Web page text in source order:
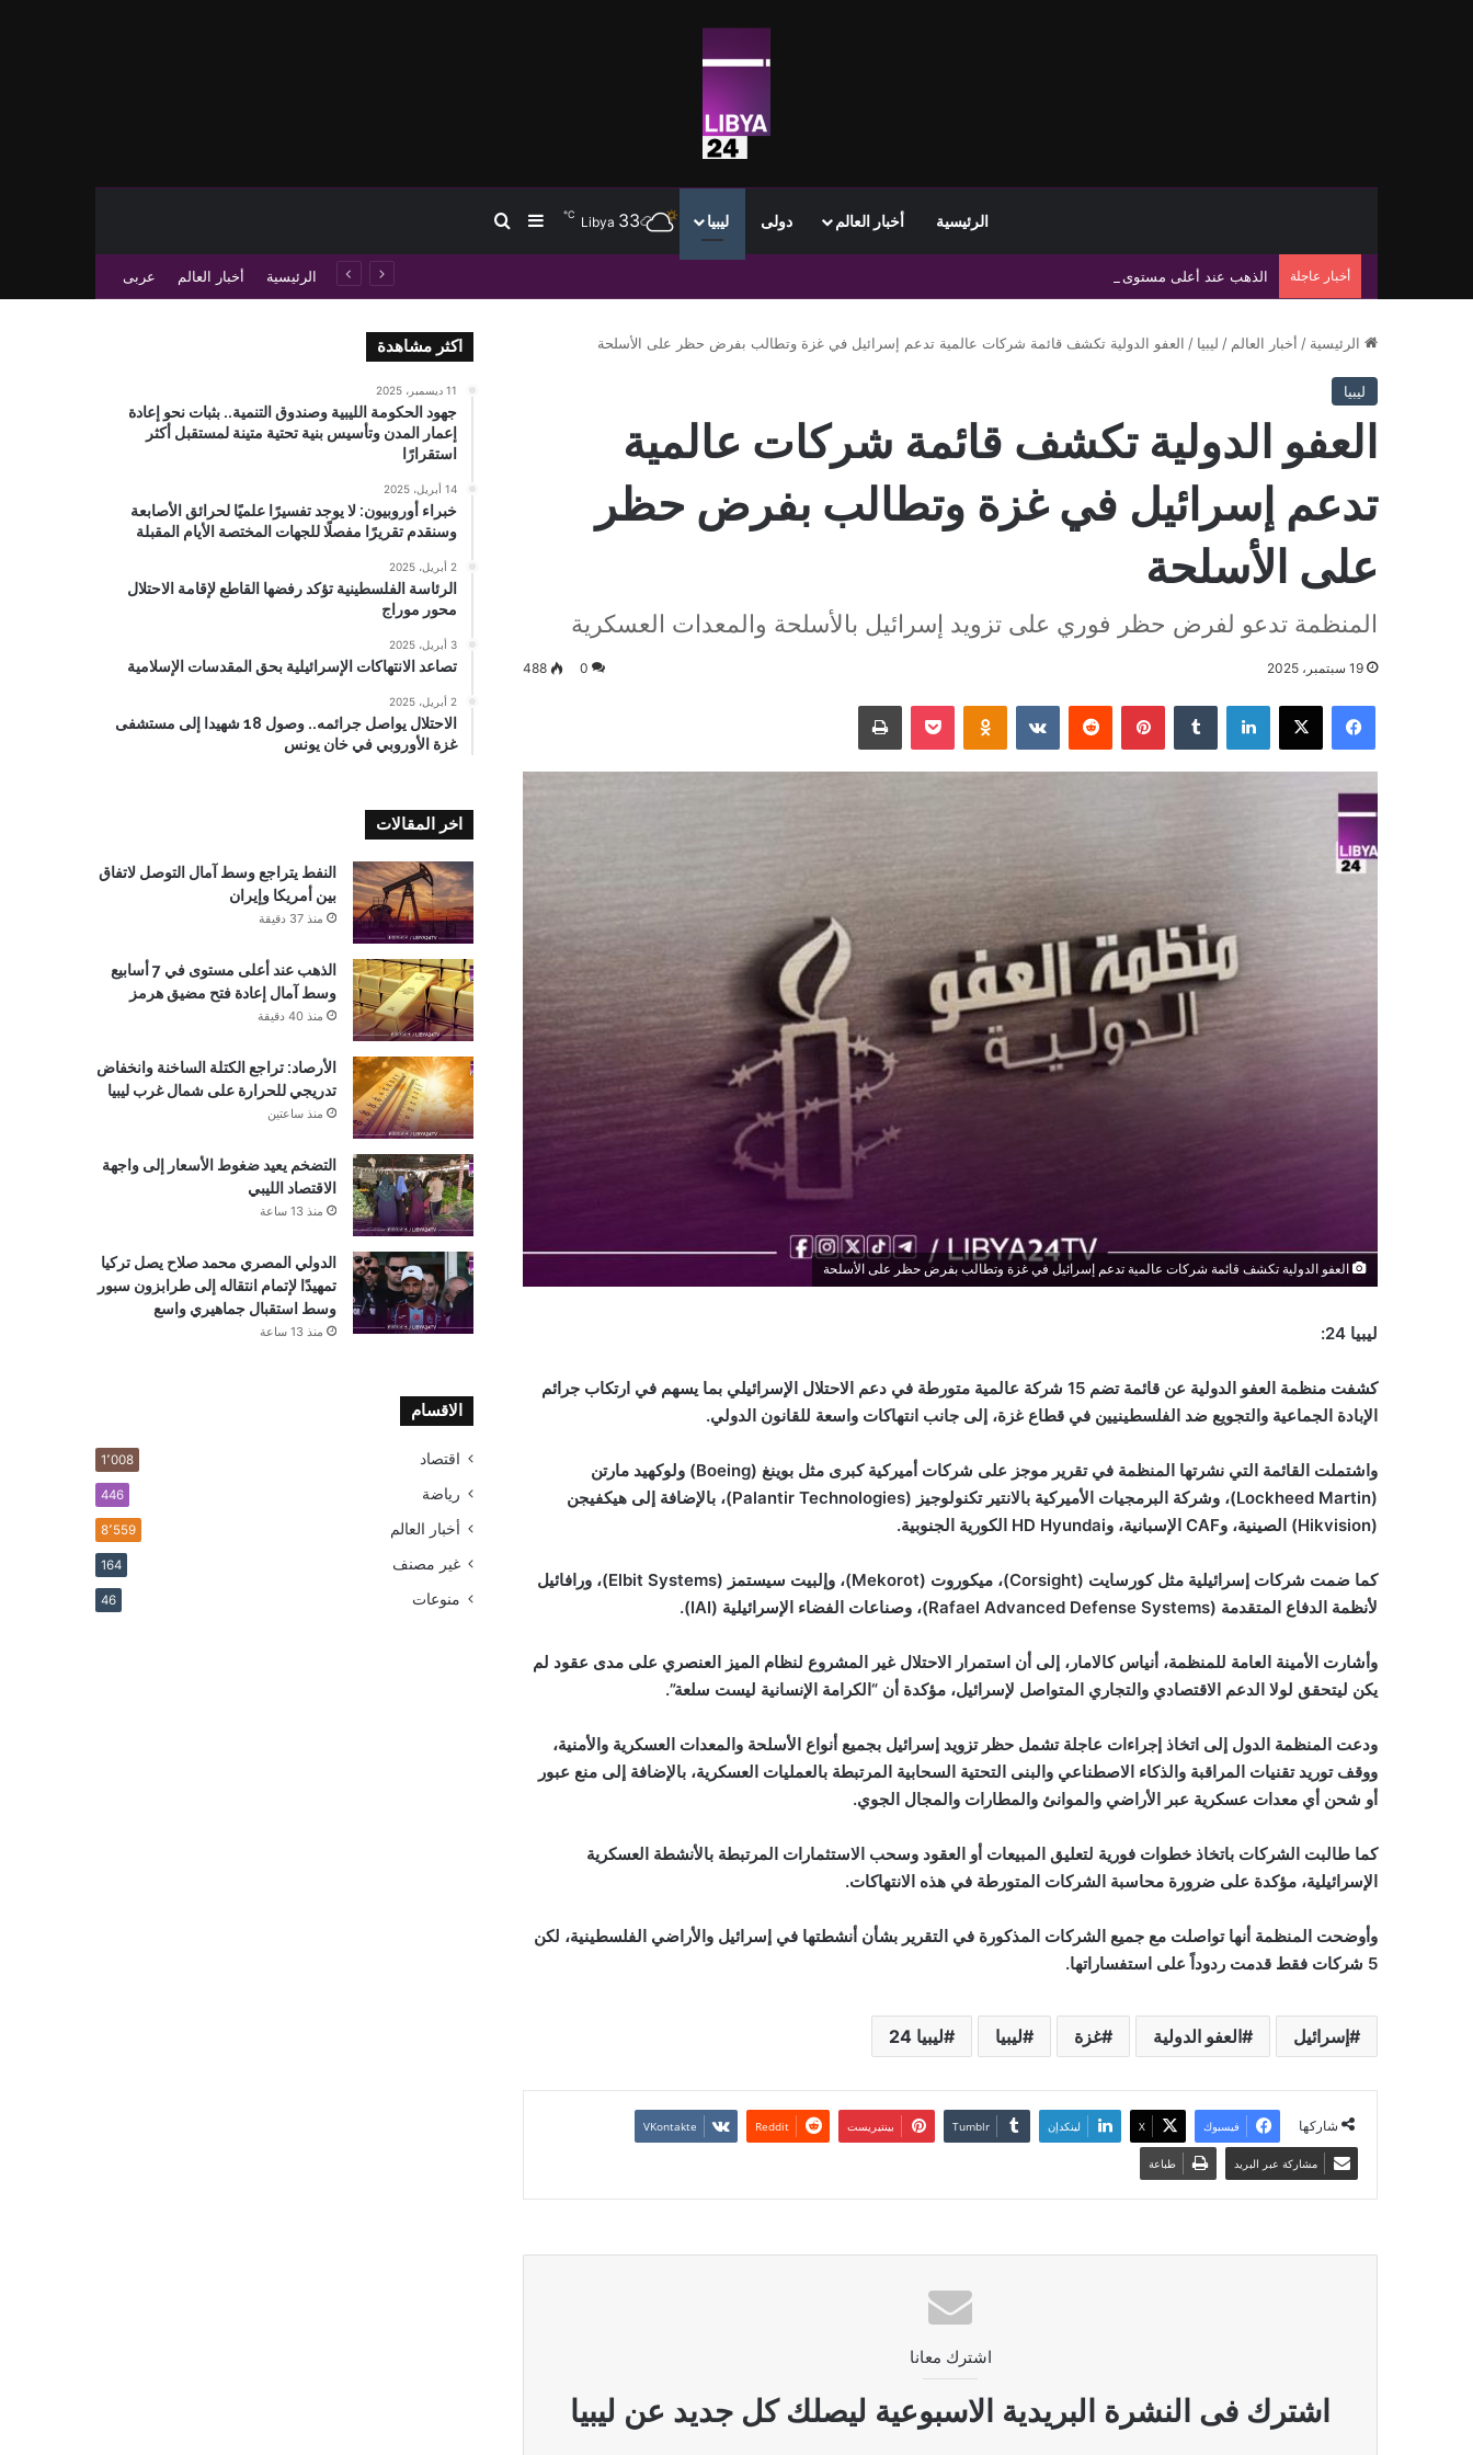
الرئيسية أخبار العالم دولى ليبيا Libya 33
℃ إضافة عمود جانبي
بحث عن
أخبار عاجلة الذهب عند أعلى مستوى في 7 أسابيع وسط آمال إعادة فتح مضيق هرمز الرئيسية أخبار العالم عربى
الرئيسية / أخبار العالم / ليبيا / العفو الدولية تكشف قائمة شركات عالمية تدعم إسرائيل في غزة وتطالب بفرض حظر على الأسلحة
ليبيا
العفو الدولية تكشف قائمة شركات عالمية
تدعم إسرائيل في غزة وتطالب بفرض حظر
على الأسلحة
المنظمة تدعو لفرض حظر فوري على تزويد إسرائيل بالأسلحة والمعدات العسكرية
19 سبتمبر، 2025 0
488
فيسبوك ‫X لينكدإن بينتيريست Odnoklassniki
‫Pocket طباعة
العفو الدولية تكشف قائمة شركات عالمية تدعم إسرائيل في غزة وتطالب بفرض حظر على الأسلحة
ليبيا 24:
كشفت منظمة العفو الدولية عن قائمة تضم 15 شركة عالمية متورطة في دعم الاحتلال الإسرائيلي بما يسهم في ارتكاب جرائم
الإبادة الجماعية والتجويع ضد الفلسطينيين في قطاع غزة، إلى جانب انتهاكات واسعة للقانون الدولي.
واشتملت القائمة التي نشرتها المنظمة في تقرير موجز على شركات أميركية كبرى مثل بوينغ (Boeing) ولوكهيد مارتن
(
Lockheed Martin)، وشركة البرمجيات الأميركية بالانتير تكنولوجيز (Palantir Technologies)، بالإضافة إلى هيكفيجن
(
Hikvision) الصينية، وCAF الإسبانية، وHD Hyundai الكورية الجنوبية.
كما ضمت شركات إسرائيلية مثل كورسايت (Corsight)، ميكوروت (Mekorot)، وإلبيت سيستمز (Elbit Systems)، ورافائيل
لأنظمة الدفاع المتقدمة (Rafael Advanced Defense Systems)، وصناعات الفضاء الإسرائيلية (IAI
).
وأشارت الأمينة العامة للمنظمة، أنياس كالامار، إلى أن استمرار الاحتلال غير المشروع لنظام الميز العنصري على مدى عقود لم
يكن ليتحقق لولا الدعم الاقتصادي والتجاري المتواصل لإسرائيل، مؤكدة أن “الكرامة الإنسانية ليست سلعة”.
ودعت المنظمة الدول إلى اتخاذ إجراءات عاجلة تشمل حظر تزويد إسرائيل بجميع أنواع الأسلحة والمعدات العسكرية والأمنية،
ووقف توريد تقنيات المراقبة والذكاء الاصطناعي والبنى التحتية السحابية المرتبطة بالعمليات العسكرية، بالإضافة إلى منع عبور
أو شحن أي معدات عسكرية عبر الأراضي والموانئ والمطارات والمجال الجوي.
كما طالبت الشركات باتخاذ خطوات فورية لتعليق المبيعات أو العقود وسحب الاستثمارات المرتبطة بالأنشطة العسكرية
الإسرائيلية، مؤكدة على ضرورة محاسبة الشركات المتورطة في هذه الانتهاكات.
وأوضحت المنظمة أنها تواصلت مع جميع الشركات المذكورة في التقرير بشأن أنشطتها في إسرائيل والأراضي الفلسطينية، لكن
5 شركات فقط قدمت ردوداً على استفساراتها.
إسرائيل العفو الدولية غزة ليبيا ليبيا 24
شاركها فيسبوك ‫X لينكدإن بينتيريست
مشاركة عبر البريد طباعة
اشترك معانا
اشترك فى النشرة البريدية الاسبوعية ليصلك كل جديد عن ليبيا
اكثر مشاهدة
11 ديسمبر، 2025
جهود الحكومة الليبية وصندوق التنمية.. بثبات نحو إعادة
إعمار المدن وتأسيس بنية تحتية متينة لمستقبل أكثر
استقرارًا
14 أبريل، 2025
خبراء أوروبيون: لا يوجد تفسيرًا علميًا لحرائق الأصابعة
وسنقدم تقريرًا مفصلًا للجهات المختصة الأيام المقبلة
2 أبريل، 2025
الرئاسة الفلسطينية تؤكد رفضها القاطع لإقامة الاحتلال
محور موراج
3 أبريل، 2025
تصاعد الانتهاكات الإسرائيلية بحق المقدسات الإسلامية
2 أبريل، 2025
الاحتلال يواصل جرائمه.. وصول 18 شهيدا إلى مستشفى
غزة الأوروبي في خان يونس
اخر المقالات
النفط يتراجع وسط آمال التوصل لاتفاق
بين أمريكا وإيران
منذ 37 دقيقة
الذهب عند أعلى مستوى في 7 أسابيع
وسط آمال إعادة فتح مضيق هرمز
منذ 40 دقيقة
الأرصاد: تراجع الكتلة الساخنة وانخفاض
تدريجي للحرارة على شمال غرب ليبيا
منذ ساعتين
التضخم يعيد ضغوط الأسعار إلى واجهة
الاقتصاد الليبي
منذ 13 ساعة
الدولي المصري محمد صلاح يصل تركيا
تمهيدًا لإتمام انتقاله إلى طرابزون سبور
وسط استقبال جماهيري واسع
منذ 13 ساعة
الاقسام
اقتصاد 1٬008
رياضة 446
أخبار العالم 8٬559
غير مصنف 164
منوعات 46